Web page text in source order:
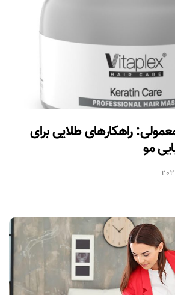
راهکارهای طلایی برای
مو‬‬‬